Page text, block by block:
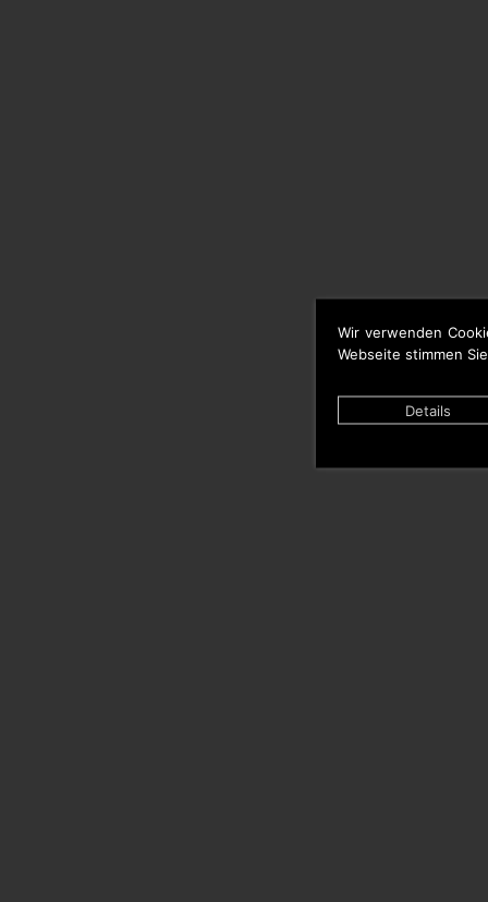
Wir verwenden
Webseite stimmen
Details